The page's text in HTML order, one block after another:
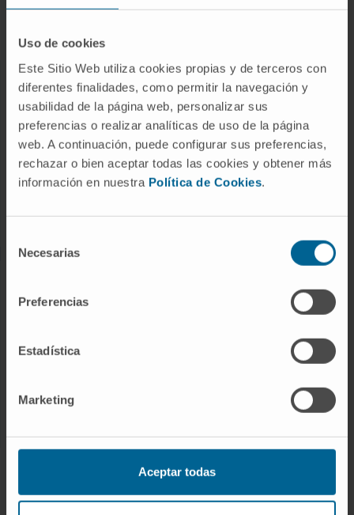
Uso de cookies
Este Sitio Web utiliza cookies propias y de terceros con
diferentes finalidades, como permitir la navegación y
usabilidad de la página web, personalizar sus
preferencias o realizar analíticas de uso de la página
web. A continuación, puede configurar sus preferencias,
rechazar o bien aceptar todas las cookies y obtener más
información en nuestra Política de Cookies.
Necesarias
Preferencias
Estadística
Marketing
Aceptar todas
Organización
ENFERMEDADES
Cáncer
Enfermedades cardiovasculares
Enfermedades hepáticas
Enfermedades raras
Nuestros Investigadores
Plataformas tecnológicas
Actividad científica
Desarrollo de fármacos / Pipelines